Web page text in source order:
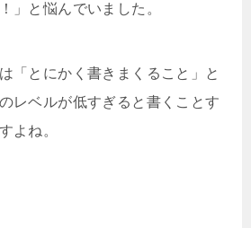
」と悩んでいました。
「とにかく書きまくること」と
レベルが低すぎると書くことす
よね。